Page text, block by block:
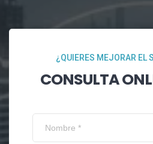
¿QUIERES MEJORAR EL
CONSULTA